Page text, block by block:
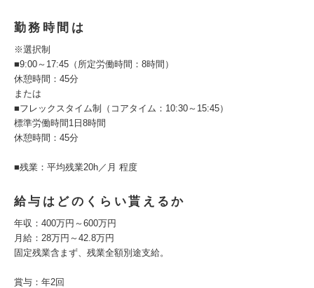
勤務時間は
※選択制
■9:00～17:45（所定労働時間：8時間）
休憩時間：45分
または
■フレックスタイム制（コアタイム：10:30～15:45）
標準労働時間1日8時間
休憩時間：45分
■残業：平均残業20h／月 程度
給与はどのくらい貰えるか
年収：400万円～600万円
月給：28万円～42.8万円
固定残業含まず、残業全額別途支給。
賞与：年2回